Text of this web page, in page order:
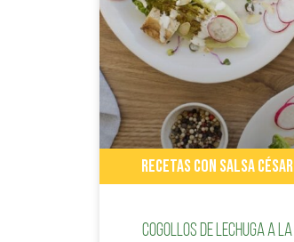
RECETAS CON SALSA CÉSAR
Cogollos de lechuga a la